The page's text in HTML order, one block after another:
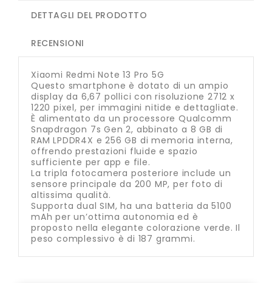
DETTAGLI DEL PRODOTTO
RECENSIONI
Xiaomi Redmi Note 13 Pro 5G
Questo smartphone è dotato di un ampio
display da 6,67 pollici con risoluzione 2712 x
1220 pixel, per immagini nitide e dettagliate.
È alimentato da un processore Qualcomm
Snapdragon 7s Gen 2, abbinato a 8 GB di
RAM LPDDR4X e 256 GB di memoria interna,
offrendo prestazioni fluide e spazio
sufficiente per app e file.
La tripla fotocamera posteriore include un
sensore principale da 200 MP, per foto di
altissima qualità.
Supporta dual SIM, ha una batteria da 5100
mAh per un’ottima autonomia ed è
proposto nella elegante colorazione verde. Il
peso complessivo è di 187 grammi.